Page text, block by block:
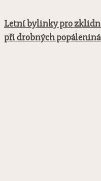
Letní bylinky pro
při drobných